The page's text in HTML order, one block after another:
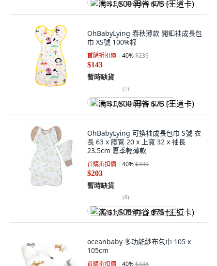
满 $1,500 再省 $75 (王道卡)
OhBabyLying 春秋薄款 開釦袖成長包
巾 XS號 100%棉
首購折扣價 40%$239
$143
暫時缺貨
(7)
满 $1,500 再省 $75 (王道卡)
OhBabyLying 可換袖成長包巾 S號 衣
長 63 x 腰寬 20 x 上寬 32 x 袖長
23.5cm 夏季輕薄款
首購折扣價 40%$339
$203
暫時缺貨
(8)
满 $1,500 再省 $75 (王道卡)
oceanbaby 多功能紗布包巾 105 x
105cm
首購折扣價 40%$338